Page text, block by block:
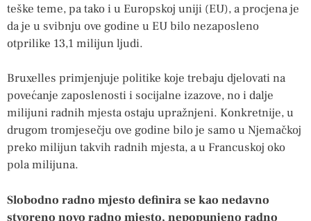
teške teme, pa tako i u Europskoj uniji (EU), a procjena je
da je u svibnju ove godine u EU bilo nezaposleno
otprilike 13,1 milijun ljudi.
Bruxelles primjenjuje politike koje trebaju djelovati na
povećanje zaposlenosti i socijalne izazove, no i dalje
milijuni radnih mjesta ostaju upražnjeni. Konkretnije, u
drugom tromjesečju ove godine bilo je samo u Njemačkoj
preko milijun takvih radnih mjesta, a u Francuskoj oko
pola milijuna.
Slobodno radno mjesto definira se kao nedavno
stvoreno novo radno mjesto, nepopunjeno radno